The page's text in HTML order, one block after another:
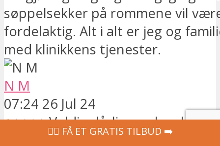
søppelsekker på rommene vil
fordelaktig. Alt i alt er jeg og
med klinikkens tjenester.
N M
07:24 26 Jul 24
Veldig dårlig opplevelse,
av de verste dagene i livet mitt
‍👩‍⚕ FÅ ET GRATIS TILBUD ➡️